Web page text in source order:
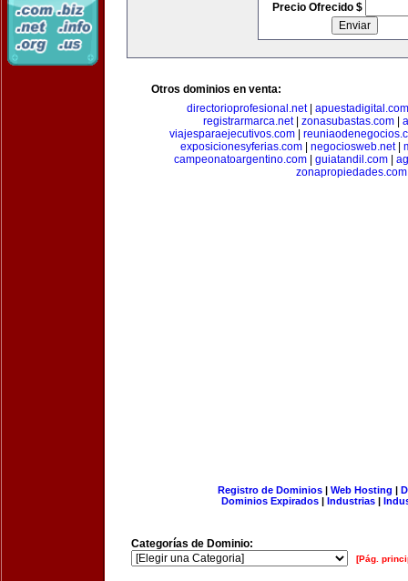
Precio Ofrecido $
Otros dominios en venta:
directorioprofesional.net| apuestadigital.com
registrarmarca.net| zonasubastas.com|
viajesparaejecutivos.com|
exposicionesyferias.com
negociosweb.net|
campeonatoargentino.com| guiatandil.com|
zonapropiedades.com
Registro de Dominios| Web Hosting |
Dominios Expirados | Industrias |
Categorías de Dominio:
[Pág.